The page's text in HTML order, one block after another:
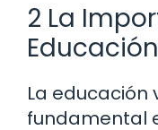
2 La
La educación
fundamental